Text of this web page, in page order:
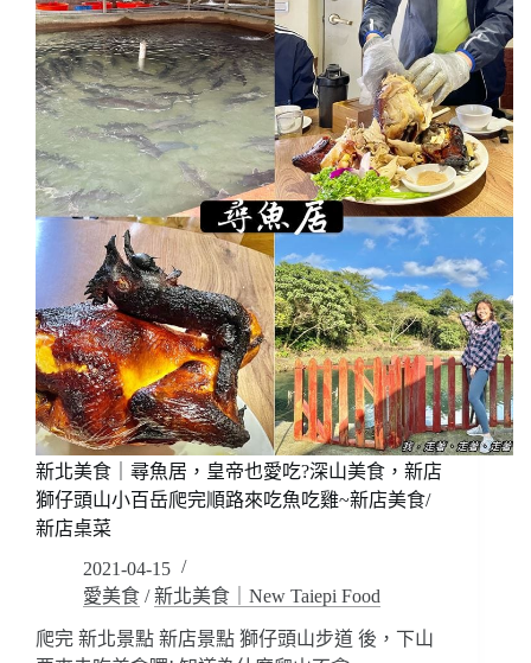
美
了!
餐
點
也
好
吃!
台
北
禮
客
場
地
桌
菜/
凱
達
婚
宴
專
送
一
｜
松
葉
園
餐
廳，
高
貴
不
貴，
裝
復
古
有
點
美
~
龍
潭
美
食/
合
新北美食｜尋魚居，皇帝也愛吃?深山美食，新店
獅仔頭山小百岳爬完順路來吃魚吃雞~新店美食/
新店桌菜
2021-04-15
愛美食 /新北美食｜New Taiepi Food
爬完 新北景點 新店景點 獅仔頭山步道 後，下山